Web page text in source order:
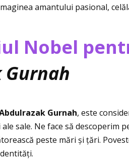
amantului pasional,
Nobel
Gurnah
Gurnah, este
sale. Ne face să descoperim
peste mări și ţări.